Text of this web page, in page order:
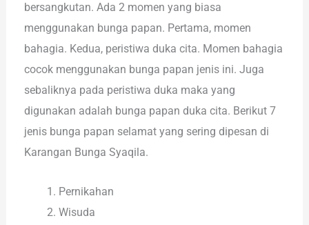
bersangkutan. Ada 2 momen yang biasa
menggunakan bunga papan. Pertama, momen
bahagia. Kedua, peristiwa duka cita. Momen bahagia
cocok menggunakan bunga papan jenis ini. Juga
sebaliknya pada peristiwa duka maka yang
digunakan adalah bunga papan duka cita. Berikut 7
jenis bunga papan selamat yang sering dipesan di
Karangan Bunga Syaqila.
Pernikahan
Wisuda